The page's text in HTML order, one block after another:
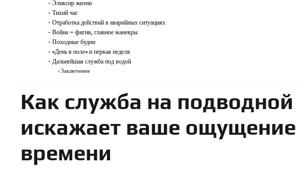
Эликсир жизни
Тихий час
Отработка действий в аварийных ситуациях
Война – фигня, главное маневры
Походные будни
«День в поле» и первая неделя
Дальнейшая служба под водой
Заключение
Как служба на
искажает ваше ощущение
времени